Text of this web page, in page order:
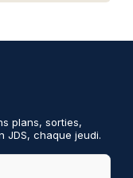
plans, sorties,
JDS, chaque jeudi.